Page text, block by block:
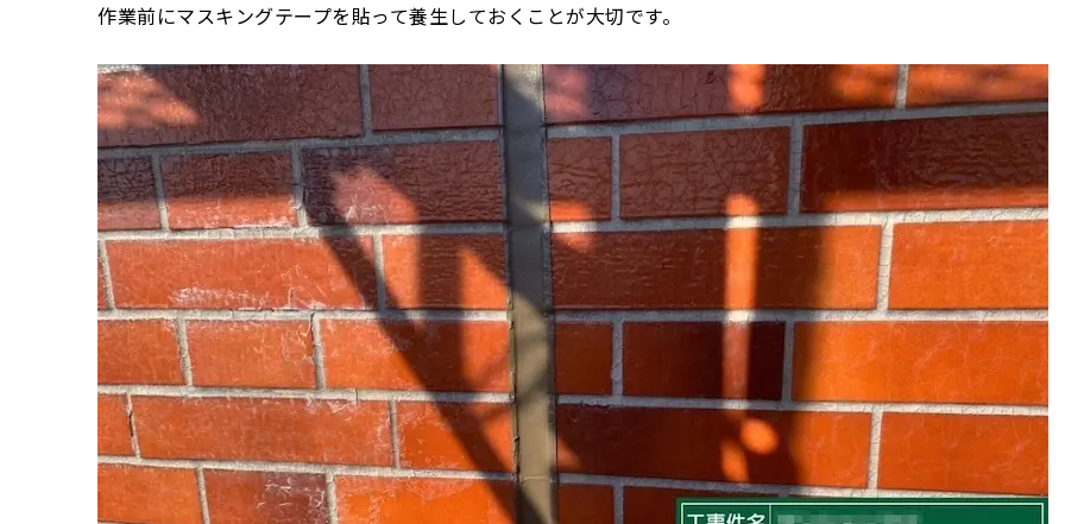
作業前にマスキングテープを貼って養生しておくことが大切です。